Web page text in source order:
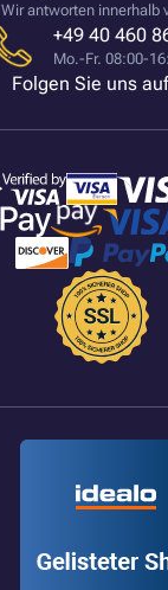
Wir antworten innerhalb
+49 40 460
Mo.-Fr. 08:00-
Folgen Sie uns